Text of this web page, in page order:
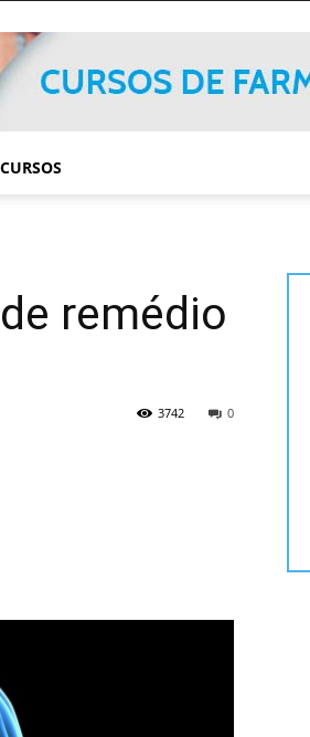
CURSOS
remédio
0
3742